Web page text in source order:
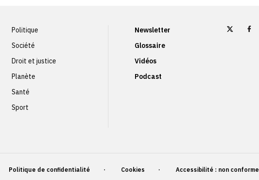
Politique
Société
Droit et justice
Planète
Santé
Sport
Newsletter
Glossaire
Vidéos
Podcast
Politique de confidentialité Cookies Accessibilité : non conforme